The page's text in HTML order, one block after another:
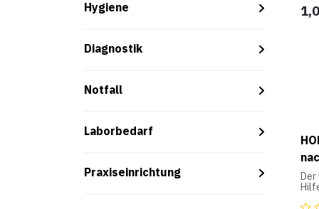
Hygiene
Diagnostik
Notfall
Laborbedarf
Praxiseinrichtung
Der